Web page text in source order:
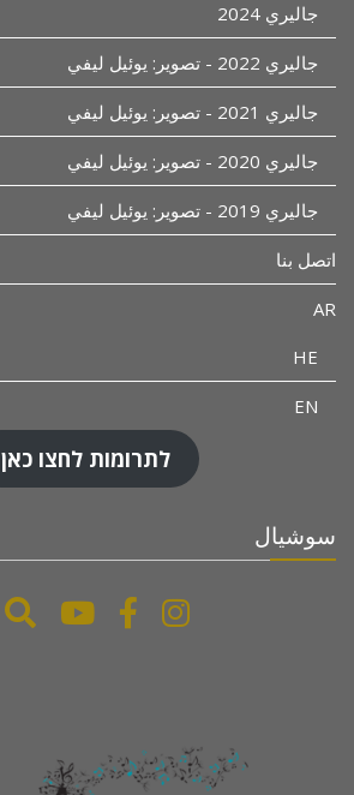
جاليري 2024
جاليري 2022 - تصوير: يوئيل ليفي
جاليري 2021 - تصوير: يوئيل ليفي
جاليري 2020 - تصوير: يوئيل ليفي
جاليري 2019 - تصوير: يوئيل ليفي
اتصل بنا
AR
HE
EN
לתרומות לחצו כאן
سوشيال